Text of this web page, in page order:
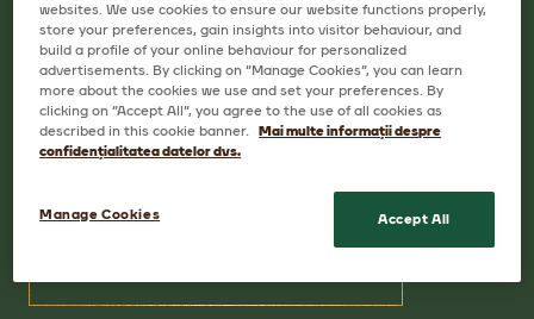
CAFEAUA NOASTRĂ
(PRODUSE ASOCIATE)
websites. We use cookies to ensure our website functions properly,
store your preferences, gain insights into visitor behaviour, and
build a profile of your online behaviour for personalized
advertisements. By clicking on “Manage Cookies”, you can learn
more about the cookies we use and set your preferences. By
clicking on “Accept All”, you agree to the use of all cookies as
described in this cookie banner. Mai multe informații despre
confidențialitatea datelor dvs.
Manage Cookies Accept All